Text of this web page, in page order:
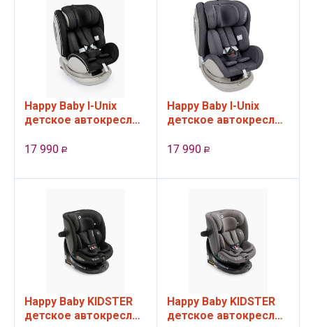
Happy Baby I-Unix
детское автокресло
лет, до 36 кг), цвет
17 990 Р
Happy Baby I-Unix
детское автокресло
лет, до 36 кг), цвет
17 990 Р
Happy Baby KIDSTER
детское автокресло
Happy Baby KIDSTER
детское автокресло